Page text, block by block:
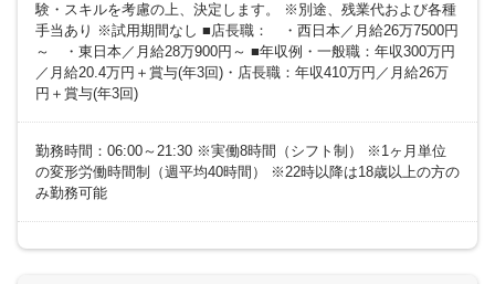
験・スキルを考慮の上、決定します。 ※別途、残業代および各種
手当あり ※試用期間なし ■店長職： ・西日本／月給26万7500円
～ ・東日本／月給28万900円～ ■年収例・一般職：年収300万円
／月給20.4万円＋賞与(年3回)・店長職：年収410万円／月給26万
円＋賞与(年3回)
勤務時間：06:00～21:30 ※実働8時間（シフト制） ※1ヶ月単位
の変形労働時間制（週平均40時間） ※22時以降は18歳以上の方の
み勤務可能